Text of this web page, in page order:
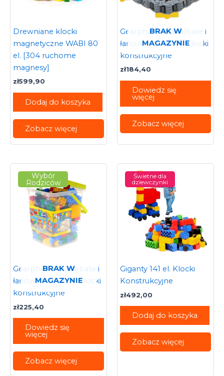
Drewniane klocki
magnetyczne WABI 80
el. [304 ruchome
magnesy]
zł599,90
Dodaj do koszyka
Zobacz więcej
BRAK W
MAGAZYNIE
Gearphun Koła zębate i
łańcuchy 200 el. – Klocki
konstrukcyjne
zł184,40
Dowiedz się
więcej
Zobacz więcej
Wybór
Rodziców
BRAK W
MAGAZYNIE
Gearphun Koła zębate i
łańcuchy 270 el. – Klocki
konstrukcyjne
zł225,40
Dowiedz się
więcej
Zobacz więcej
Świetne dla
dziewczynki
Giganty 141 el. Klocki
Konstrukcyjne
zł492,00
Dodaj do koszyka
Zobacz więcej